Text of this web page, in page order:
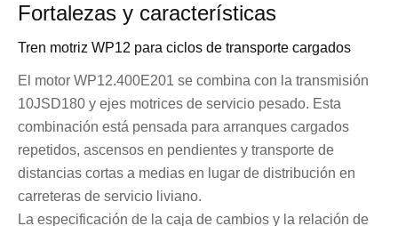
Fortalezas y características
Tren motriz WP12 para ciclos de transporte cargados
El motor WP12.400E201 se combina con la transmisión
10JSD180 y ejes motrices de servicio pesado. Esta
combinación está pensada para arranques cargados
repetidos, ascensos en pendientes y transporte de
distancias cortas a medias en lugar de distribución en
carreteras de servicio liviano.
La especificación de la caja de cambios y la relación de